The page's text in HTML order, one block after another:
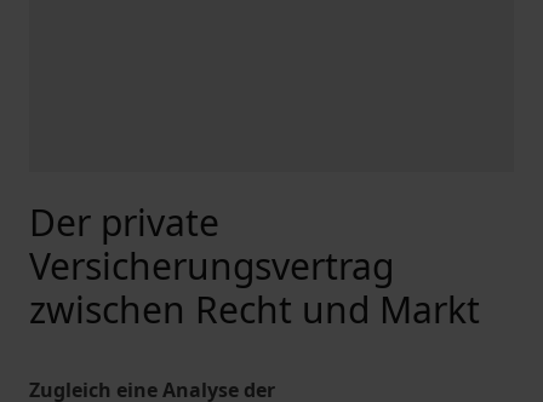
Der private
Versicherungsvertrag
zwischen Recht und Markt
Zugleich eine Analyse der